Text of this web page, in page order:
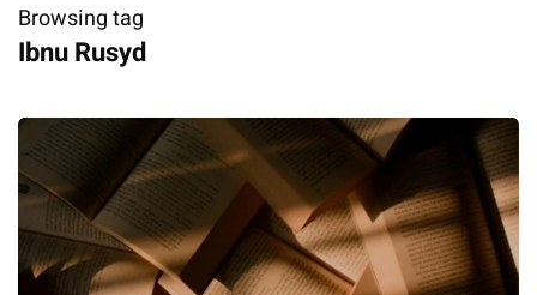
Browsing tag
​Ibnu Rusyd